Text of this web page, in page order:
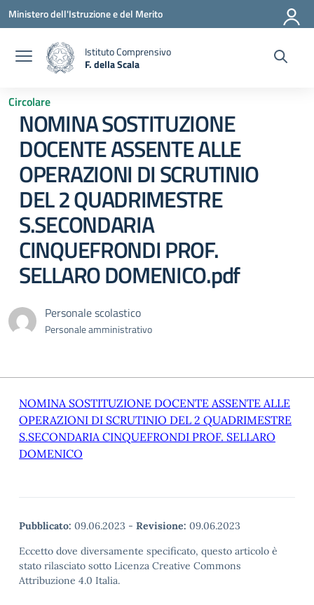
Ministero dell'Istruzione e del Merito
Istituto Comprensivo
F. della Scala
Circolare
NOMINA SOSTITUZIONE
DOCENTE ASSENTE ALLE
OPERAZIONI DI SCRUTINIO
DEL 2 QUADRIMESTRE
S.SECONDARIA
CINQUEFRONDI PROF.
SELLARO DOMENICO.pdf
Personale scolastico
Personale amministrativo
NOMINA SOSTITUZIONE DOCENTE ASSENTE ALLE
OPERAZIONI DI SCRUTINIO DEL 2 QUADRIMESTRE
S.SECONDARIA CINQUEFRONDI PROF. SELLARO
DOMENICO
Pubblicato: 09.06.2023 - Revisione: 09.06.2023
Eccetto dove diversamente specificato, questo articolo è
stato rilasciato sotto Licenza Creative Commons
Attribuzione 4.0 Italia.